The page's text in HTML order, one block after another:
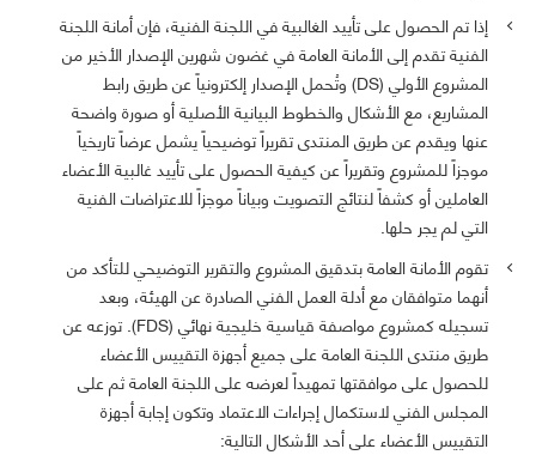
إذا تم الحصول على تأييد الغالبية في اللجنة الفنية، فإن أمانة اللجنة
الفنية تقدم إلى الأمانة العامة في غضون شهرين الإصدار الأخير من
المشروع الأولي (DS) وتُحمل الإصدار إلكترونياً عن طريق رابط
المشاريع، مع الأشكال والخطوط البيانية الأصلية أو صورة واضحة
عنها ويقدم عن طريق المنتدى تقريراً توضيحياً يشمل عرضاً تاريخياً
موجزاً للمشروع وتقريراً عن كيفية الحصول على تأييد غالبية الأعضاء
العاملين أو كشفاً لنتائج التصويت وبياناً موجزاً للاعتراضات الفنية
التي لم يجر حلها.
تقوم الأمانة العامة بتدقيق المشروع والتقرير التوضيحي للتأكد من
أنهما متوافقان مع أدلة العمل الفني الصادرة عن الهيئة، وبعد
تسجيله كمشروع مواصفة قياسية خليجية نهائي (FDS). توزعه عن
طريق منتدى اللجنة العامة على جميع أجهزة التقييس الأعضاء
للحصول على موافقتها تمهيداً لعرضه على اللجنة العامة ثم على
المجلس الفني لاستكمال إجراءات الاعتماد وتكون إجابة أجهزة
التقييس الأعضاء على أحد الأشكال التالية: